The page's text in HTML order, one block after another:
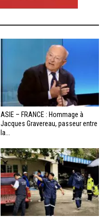
ASIE – FRANCE : Hommage à
Jacques Gravereau, passeur entre
la...